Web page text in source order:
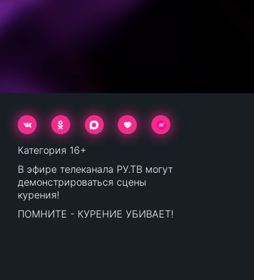
Категория 16+
В эфире телеканала РУ.ТВ могут
демонстрироваться сцены
курения!
ПОМНИТЕ - КУРЕНИЕ УБИВАЕТ!